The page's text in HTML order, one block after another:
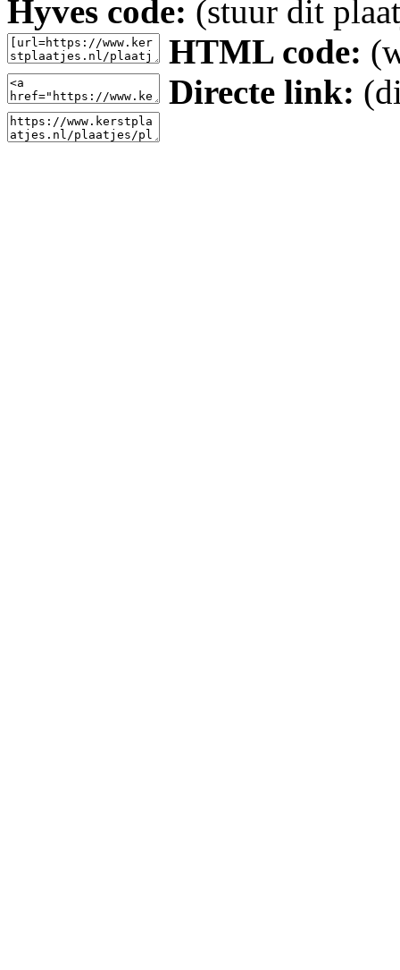
Hyves code: (stuur dit
HTML code:
Directe link: